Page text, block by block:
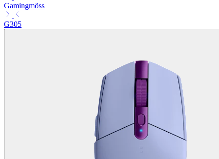
Gamingmöss
G305